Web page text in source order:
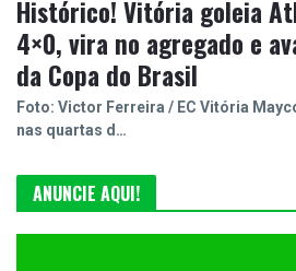
Histórico! Vitória goleia
4×0, vira no agregado e
da Copa do Brasil
Foto: Victor Ferreira / EC Vitória
nas quartas d…
ANUNCIE AQUI!